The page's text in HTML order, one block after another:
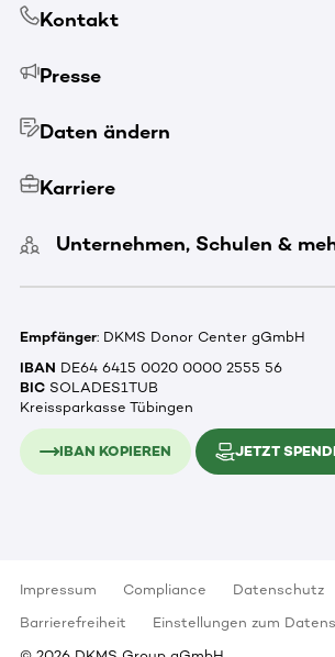
Kontakt
Presse
Daten ändern
Karriere
Unternehmen, Schulen &
Empfänger: DKMS Donor Center gGmbH
IBAN DE64 6415 0020 0000 2555 56
BIC SOLADES1TUB
Kreissparkasse Tübingen
IBAN KOPIEREN JETZT
Impressum Compliance
Datenschutz
Barrierefreiheit
Einstellungen zum